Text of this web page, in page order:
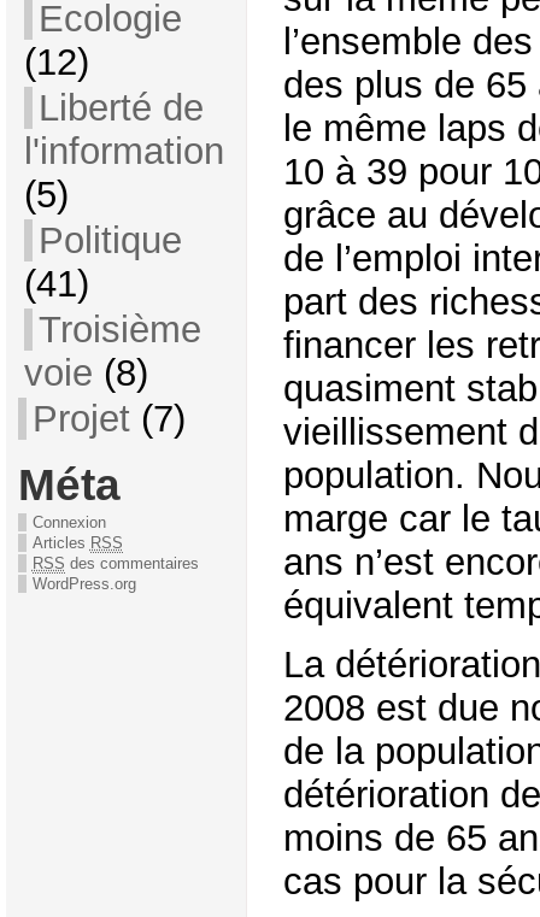
Ecologie
(12)
Liberté de
l'information
(5)
Politique
(41)
Troisième
voie (8)
Projet(7)
Méta
Connexion
Articles RSS
RSS des commentaires
WordPress.org
l’ensemble
des plus de
le même laps
10 à 39 pour
grâce au
de l’emploi
part des
financer les
quasiment
vieillissement
population.
marge car le
ans n’est
équivalent
La
2008 est due
de la
détérioration
moins de 65
cas pour la